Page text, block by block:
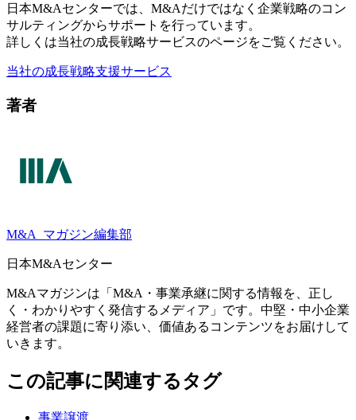
日本M&Aセンターでは、M&Aだけではなく企業戦略のコン
サルティングからサポートを行っています。
詳しくは当社の成長戦略サービスのページをご覧ください。
当社の成長戦略支援サービス
著者
M&A マガジン編集部
日本M&Aセンター
M&Aマガジンは「M&A・事業承継に関する情報を、正し
く・わかりやすく発信するメディア」です。中堅・中小企業
経営者の課題に寄り添い、価値あるコンテンツをお届けして
いきます。
この記事に関連するタグ
事業譲渡